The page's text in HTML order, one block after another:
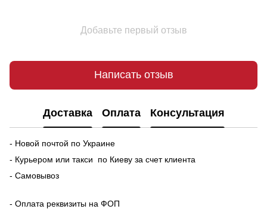
Добавьте первый отзыв
Написать отзыв
Доставка Оплата Консультация
- Новой почтой по Украине
- Курьером или такси по Киеву за счет клиента
- Самовывоз
- Оплата реквизиты на ФОП